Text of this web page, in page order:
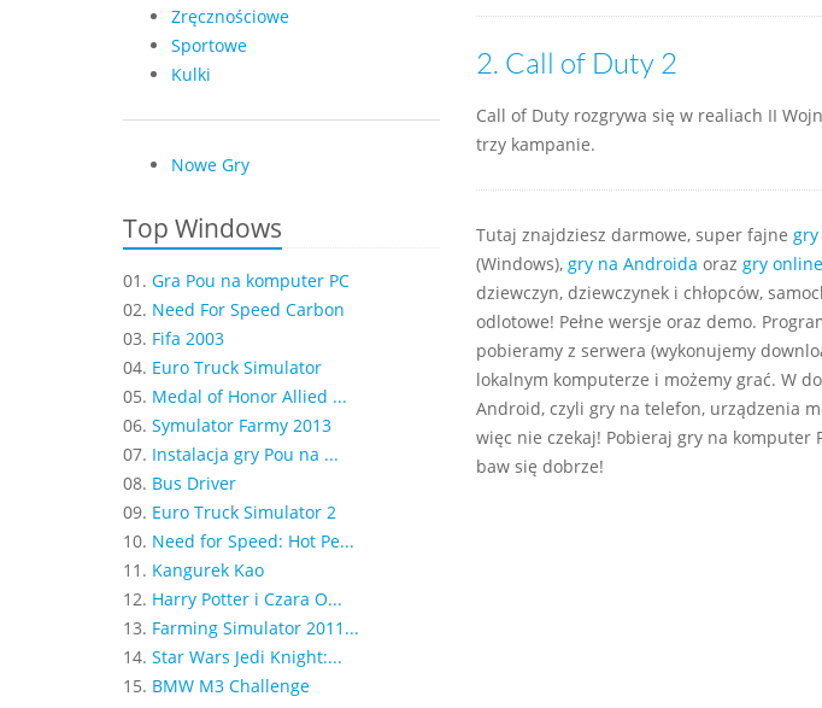
Zręcznościowe
Sportowe
Kulki
Nowe Gry
Top Windows
01. Gra Pou na komputer PC
02. Need For Speed Carbon
03. Fifa 2003
04. Euro Truck Simulator
05. Medal of Honor Allied ...
06. Symulator Farmy 2013
07. Instalacja gry Pou na ...
08. Bus Driver
09. Euro Truck Simulator 2
10. Need for Speed: Hot Pe...
11. Kangurek Kao
12. Harry Potter i Czara O...
13. Farming Simulator 2011...
14. Star Wars Jedi Knight:...
15. BMW M3 Challenge
2. Call of Duty 2
Call of Duty rozgrywa się w realiach II
trzy kampanie.
Tutaj znajdziesz darmowe, super fajne
(Windows), gry na Androida oraz gry online
dziewczyn, dziewczynek i chłopców,
odlotowe! Pełne wersje oraz demo.
pobieramy z serwera (wykonujemy
lokalnym komputerze i możemy grać. W
Android, czyli gry na telefon, urządzenia
więc nie czekaj! Pobieraj gry na komputer
baw się dobrze!